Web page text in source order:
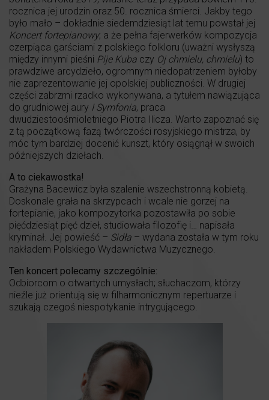
rocznica jej urodzin oraz 50. rocznica śmierci. Jakby tego
było mało – dokładnie siedemdziesiąt lat temu powstał jej
Koncert fortepianowy; a że pełna fajerwerków kompozycja
czerpiąca garściami z polskiego folkloru (uważni wysłyszą
między innymi pieśni Pije Kuba czy Oj chmielu, chmielu) to
prawdziwe arcydzieło, ogromnym niedopatrzeniem byłoby
nie zaprezentowanie jej opolskiej publiczności. W drugiej
części zabrzmi rzadko wykonywana, a tytułem nawiązująca
do grudniowej aury I Symfonia, praca
dwudziestoośmioletniego Piotra Ilicza. Warto zapoznać się
z tą początkową fazą twórczości rosyjskiego mistrza, by
móc tym bardziej docenić kunszt, który osiągnął w swoich
późniejszych dziełach.
A to ciekawostka!
Grażyna Bacewicz była szalenie wszechstronną kobietą.
Doskonale grała na skrzypcach i wcale nie gorzej na
fortepianie, jako kompozytorka pozostawiła po sobie
pięćdziesiąt pięć dzieł, studiowała filozofię i… napisała
kryminał. Jej powieść – Sidła – wydana została w tym roku
nakładem Polskiego Wydawnictwa Muzycznego.
Ten koncert polecamy szczególnie:
Odbiorcom o otwartych umysłach; słuchaczom, którzy
nieźle już orientują się w filharmonicznym repertuarze i
szukają czegoś niespotykanie intrygującego.